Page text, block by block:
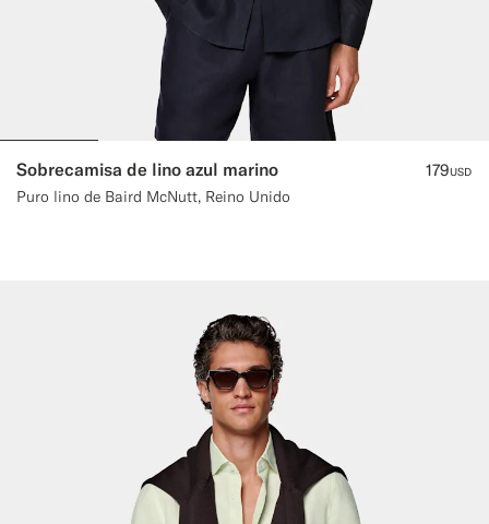
Sobrecamisa de lino azul marino
Puro lino de Baird McNutt, Reino Unido
179USD